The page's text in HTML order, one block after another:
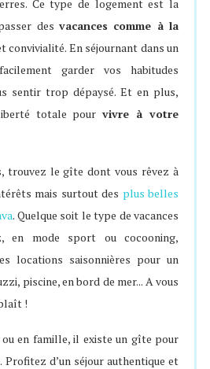
Ce type de logement est la
des vacances comme à la
convivialité. En séjournant dans un
garder vos habitudes
sentir trop dépaysé. Et en plus,
liberté totale pourvivre à votre
trouvez le gîte dont vous rêvez à
mais surtout des plus belles
. Quelque soit le type de vacances
en mode sport ou cocooning,
locations saisonnières pour un
piscine, en bord de mer... A vous
!
en famille, il existe un gîte pour
Profitez d’un séjour authentique et